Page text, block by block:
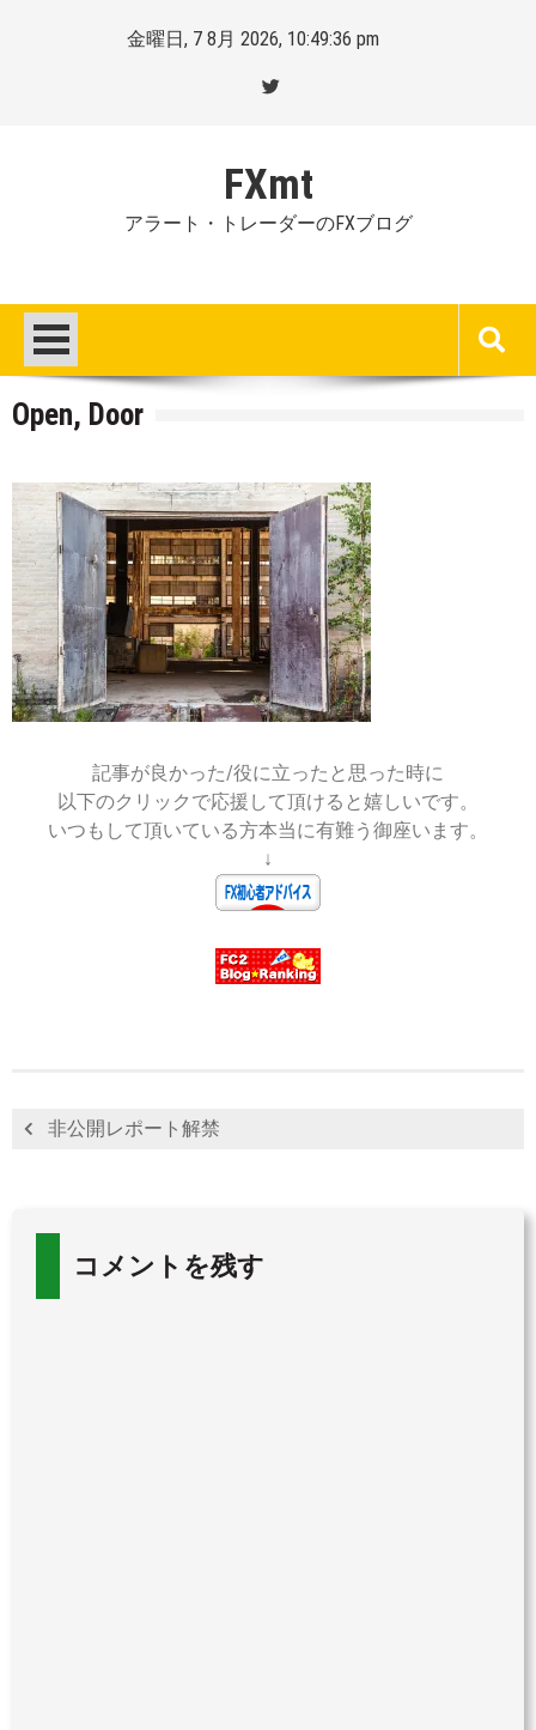
金曜日, 7 8月 2026, 10:49:37 pm
FXmt
アラート・トレーダーのFXブログ
Open, Door
Posted
on
:
2024-
05-
18
By
Mt.
more
記事が良かった/役に立ったと思った時に
以下のクリックで応援して頂けると嬉しいです。
いつもして頂いている方本当に有難う御座います。
↓
非公開レポート解禁
コメントを残す